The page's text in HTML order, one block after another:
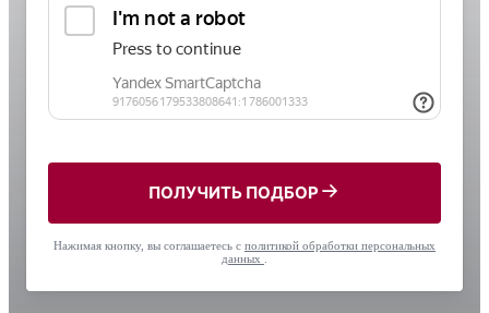
ПОЛУЧИТЬ ПОДБОР
Нажимая кнопку, вы соглашаетесь с политикой обработки персональных
данных